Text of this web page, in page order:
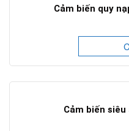
Cảm biến quy
Cảm biến siêu